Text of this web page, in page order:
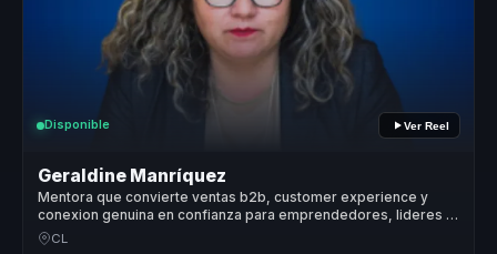
Disponible Ver Reel
Geraldine Manríquez
Mentora que convierte ventas b2b, customer experience y
conexion genuina en confianza para emprendedores, lideres y
equipos.
CL